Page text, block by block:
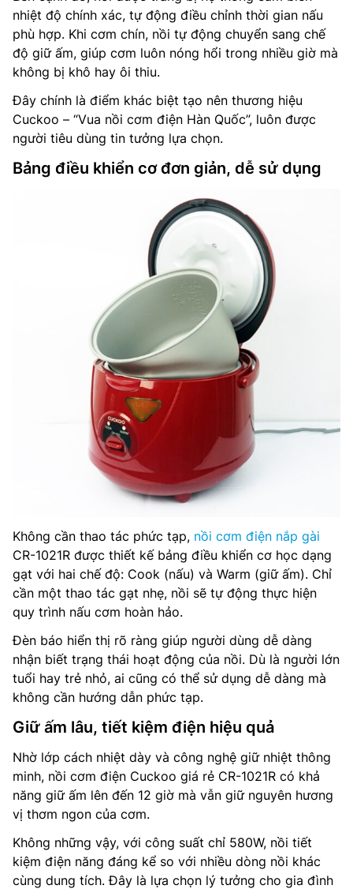
nhiệt độ chính xác, tự động điều chỉnh thời gian nấu
phù hợp. Khi cơm chín, nồi tự động chuyển sang chế
độ giữ ấm, giúp cơm luôn nóng hổi trong nhiều giờ mà
không bị khô hay ôi thiu.
Đây chính là điểm khác biệt tạo nên thương hiệu
Cuckoo – “Vua nồi cơm điện Hàn Quốc”, luôn được
người tiêu dùng tin tưởng lựa chọn.
Bảng điều khiển cơ đơn giản, dễ sử dụng
Không cần thao tác phức tạp, nồi cơm điện nắp gài
CR-1021R được thiết kế bảng điều khiển cơ học dạng
gạt với hai chế độ: Cook (nấu) và Warm (giữ ấm). Chỉ
cần một thao tác gạt nhẹ, nồi sẽ tự động thực hiện
quy trình nấu cơm hoàn hảo.
Đèn báo hiển thị rõ ràng giúp người dùng dễ dàng
nhận biết trạng thái hoạt động của nồi. Dù là người lớn
tuổi hay trẻ nhỏ, ai cũng có thể sử dụng dễ dàng mà
không cần hướng dẫn phức tạp.
Giữ ấm lâu, tiết kiệm điện hiệu quả
Nhờ lớp cách nhiệt dày và công nghệ giữ nhiệt thông
minh, nồi cơm điện Cuckoo giá rẻ CR-1021R có khả
năng giữ ấm lên đến 12 giờ mà vẫn giữ nguyên hương
vị thơm ngon của cơm.
Không những vậy, với công suất chỉ 580W, nồi tiết
kiệm điện năng đáng kể so với nhiều dòng nồi khác
cùng dung tích. Đây là lựa chọn lý tưởng cho gia đình